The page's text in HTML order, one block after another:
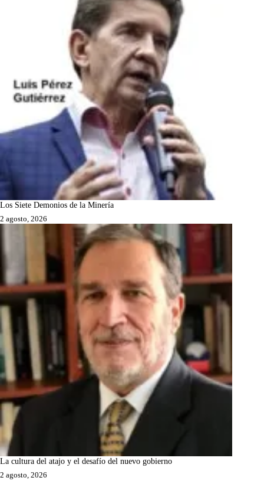
Los Siete Demonios de la Minería
2 agosto, 2026
La cultura del atajo y el desafío del nuevo gobierno
2 agosto, 2026